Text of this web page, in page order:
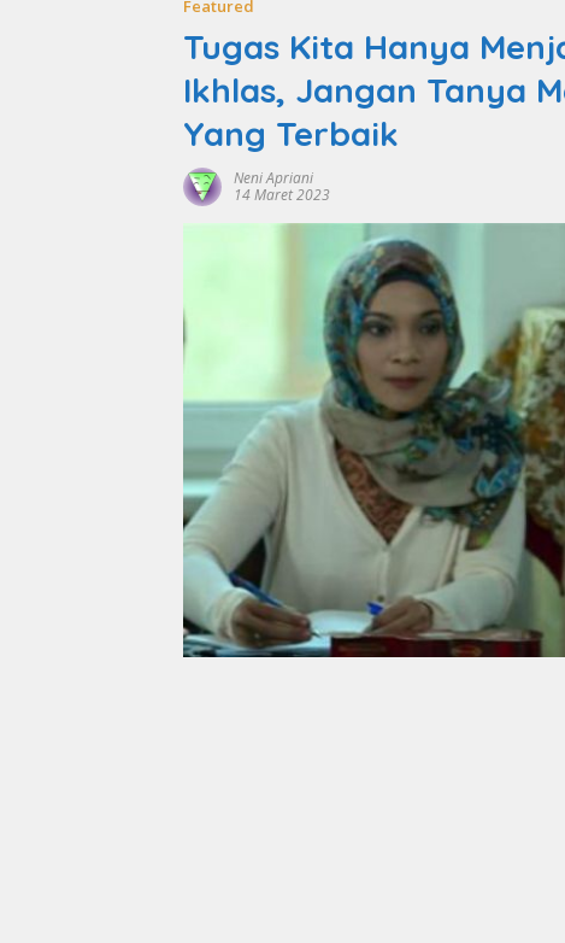
Featured
Tugas Kita Hanya
Ikhlas, Jangan Tanya
Yang Terbaik
Neni Apriani
14 Maret 2023